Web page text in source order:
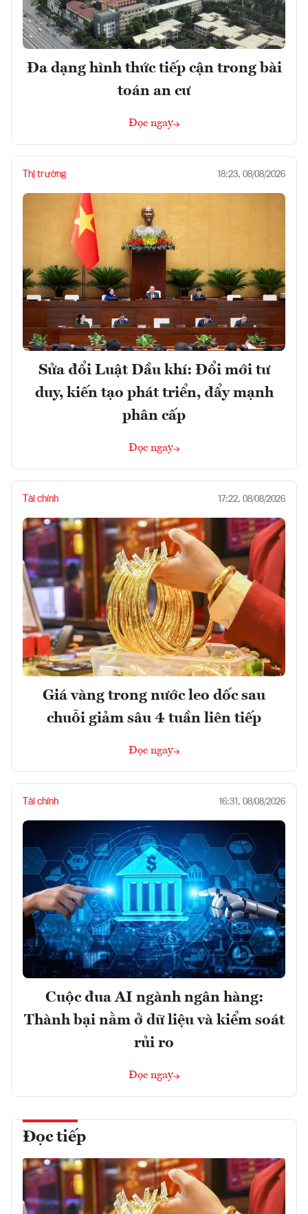
Đa dạng hình thức tiếp cận trong bài
toán an cư
Đọc ngay
Thị trường 18:23, 08/08/2026
Sửa đổi Luật Dầu khí: Đổi mới tư
duy, kiến tạo phát triển, đẩy mạnh
phân cấp
Đọc ngay
Tài chính 17:22, 08/08/2026
Giá vàng trong nước leo dốc sau
chuỗi giảm sâu 4 tuần liên tiếp
Đọc ngay
Tài chính 16:31, 08/08/2026
Cuộc đua AI ngành ngân hàng:
Thành bại nằm ở dữ liệu và kiểm soát
rủi ro
Đọc ngay
Đọc tiếp